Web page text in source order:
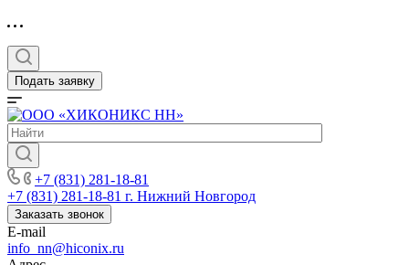
Подать заявку
+7 (831) 281-18-81
+7 (831) 281-18-81 г. Нижний Новгород
Заказать звонок
E-mail
info_nn@hiconix.ru